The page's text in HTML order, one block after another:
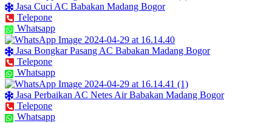
Jasa Cuci AC Babakan Madang Bogor
Telepone
Whatsapp
Jasa Bongkar Pasang AC Babakan Madang Bogor
Telepone
Whatsapp
Jasa Perbaikan AC Netes Air Babakan Madang Bogor
Telepone
Whatsapp